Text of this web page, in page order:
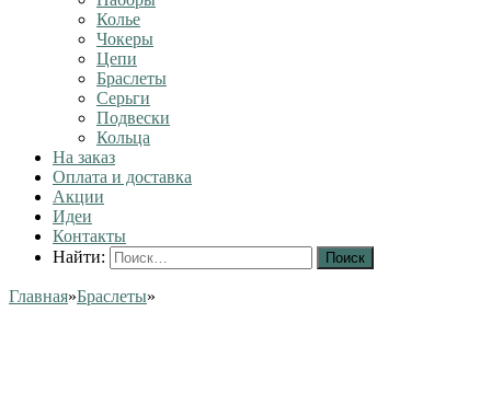
Колье
Чокеры
Цепи
Браслеты
Серьги
Подвески
Кольца
На заказ
Оплата и доставка
Акции
Идеи
Контакты
Найти:
Главная»Браслеты»